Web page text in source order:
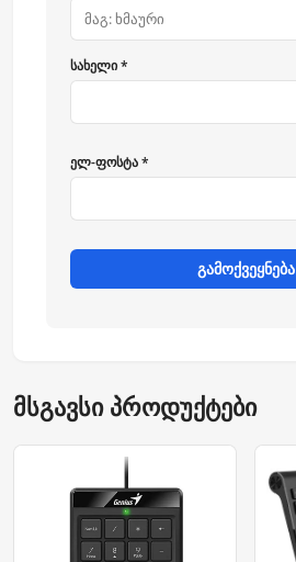
სახელი *
ელ-ფოსტა *
გამოქვეყნება
მსგავსი პროდუქტები